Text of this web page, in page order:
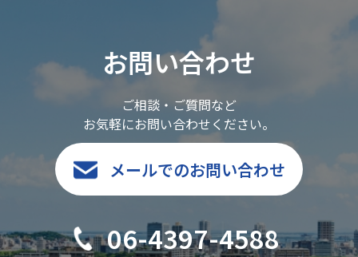
お問い合わせ
ご相談・ご質問など
お気軽にお問い合わせください。
メールでのお問い合わせ
06-4397-4588